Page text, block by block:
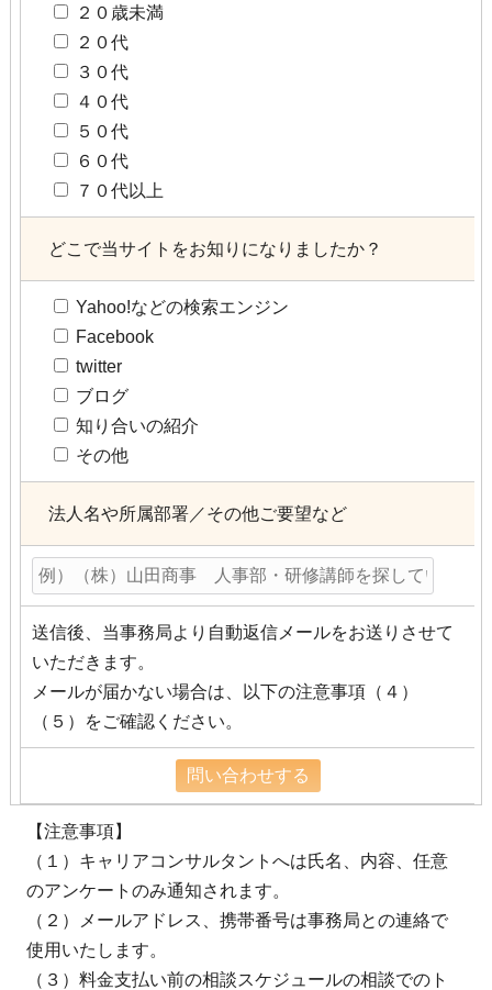
２０歳未満
２０代
３０代
４０代
５０代
６０代
７０代以上
どこで当サイトをお知りになりましたか？
Yahoo!などの検索エンジン
Facebook
twitter
ブログ
知り合いの紹介
その他
法人名や所属部署／その他ご要望など
送信後、当事務局より自動返信メールをお送りさせて
いただきます。
メールが届かない場合は、以下の注意事項（４）
（５）をご確認ください。
【注意事項】
（１）キャリアコンサルタントへは氏名、内容、任意
のアンケートのみ通知されます。
（２）メールアドレス、携帯番号は事務局との連絡で
使用いたします。
（３）料金支払い前の相談スケジュールの相談でのト